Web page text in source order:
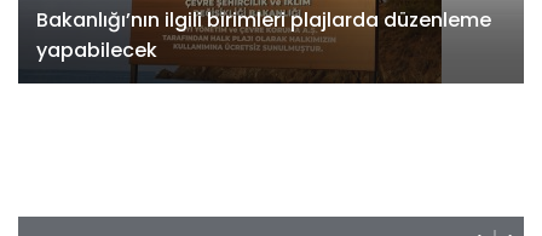
Bakanlığı’nın ilgili birimleri plajlarda düzenleme
yapabilecek